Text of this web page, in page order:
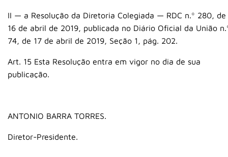
II — a Resolução da Diretoria Colegiada — RDC n.º 280, de
16 de abril de 2019, publicada no Diário Oficial da União
74, de 17 de abril de 2019, Seção 1, pág. 202.
Art. 15 Esta Resolução entra em vigor no dia de sua
publicação.
ANTONIO BARRA TORRES.
Diretor-Presidente.